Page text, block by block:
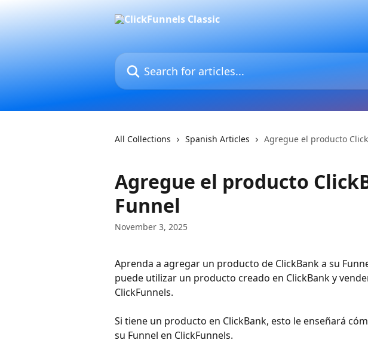
Search for articles...
All Collections Spanish Articles Agregue el producto
Agregue el producto
Funnel
November 3, 2025
Aprenda a agregar un producto de ClickBank a su
puede utilizar un producto creado en ClickBank y
ClickFunnels.
Si tiene un producto en ClickBank, esto le enseñará
su Funnel en ClickFunnels.